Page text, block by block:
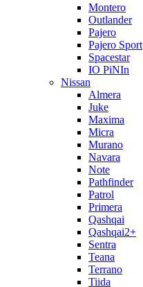
Montero
Outlander
Pajero
Pajero Sport
Spacestar
IO PiNIn
Nissan
Almera
Juke
Maxima
Micra
Murano
Navara
Note
Pathfinder
Patrol
Primera
Qashqai
Qashqai2+
Sentra
Teana
Terrano
Tiida